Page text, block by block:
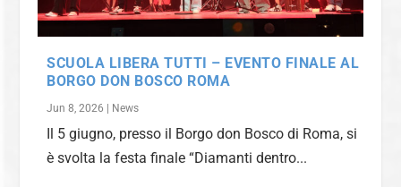
SCUOLA LIBERA TUTTI – EVENTO FINALE AL
BORGO DON BOSCO ROMA
Jun 8, 2026 News
Il 5 giugno, presso il Borgo don Bosco di Roma, si
è svolta la festa finale “Diamanti dentro...